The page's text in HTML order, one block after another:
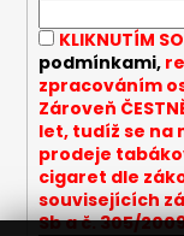
KLIKNUTÍM
podmínkami,
zpracováním
Zároveň
let, tudíž se na
prodeje
cigaret dle
souvisejících
Sb a č. 305/